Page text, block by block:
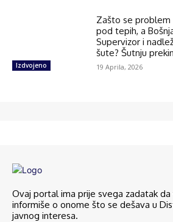
Izdvojeno
Zašto se problem
pod tepih, a
Supervizor i
šute? Šutnju
19 Aprila, 2026
Ovaj portal ima prije svega zadatak
informiše o onome što se dešava u
javnog interesa.